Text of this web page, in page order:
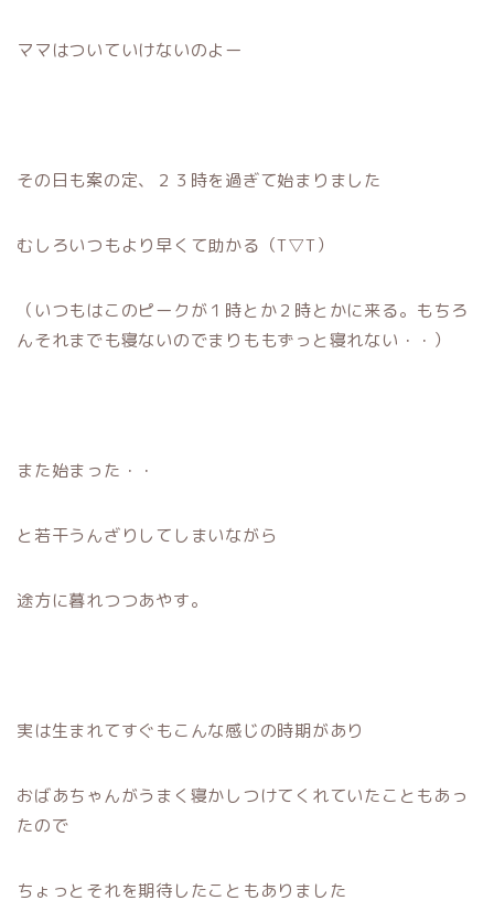
ママはついていけないのよー
その日も案の定、２３時を過ぎて始まりました
むしろいつもより早くて助かる（T▽T）
（いつもはこのピークが１時とか２時とかに来る。もちろ
んそれまでも寝ないのでまりももずっと寝れない・・）
また始まった・・
と若干うんざりしてしまいながら
途方に暮れつつあやす。
実は生まれてすぐもこんな感じの時期があり
おばあちゃんがうまく寝かしつけてくれていたこともあっ
たので
ちょっとそれを期待したこともありました